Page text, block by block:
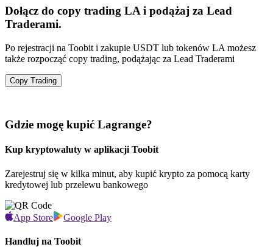
Dołącz do copy trading LA i podążaj za Lead
Traderami.
Po rejestracji na Toobit i zakupie USDT lub tokenów LA możesz
także rozpocząć copy trading, podążając za Lead Traderami
Copy Trading
Gdzie mogę kupić Lagrange?
Kup kryptowaluty w aplikacji Toobit
Zarejestruj się w kilka minut, aby kupić krypto za pomocą karty
kredytowej lub przelewu bankowego
App Store Google Play
Handluj na Toobit